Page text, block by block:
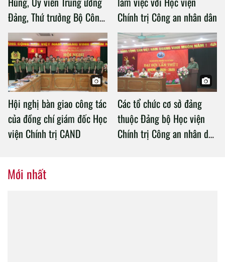
Đảng, Thứ trưởng Bộ Công
an làm việc với Học viện
Chính trị Công an nhân dân
Chính trị Công an nhân dân
Hội nghị bàn giao công tác
của đồng chí giám đốc Học
viện Chính trị CAND
Các tổ chức cơ sở đảng
thuộc Đảng bộ Học viện
Chính trị Công an nhân dân
Mới nhất